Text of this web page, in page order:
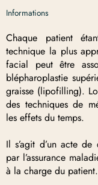
Informations
Chaque patient
technique la plus
facial peut être
blépharoplastie
graisse (lipofilling).
des techniques de
les effets du temps.
Il s’agit d’un acte
par l’assurance
à la charge du patient.